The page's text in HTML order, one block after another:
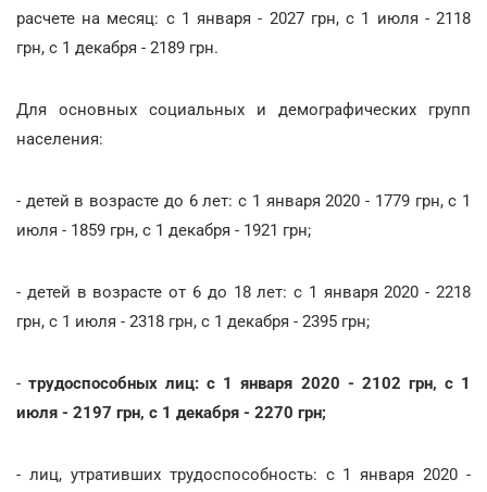
расчете на месяц: с 1 января - 2027 грн, с 1 июля - 2118
грн, с 1 декабря - 2189 грн.
Для основных социальных и демографических групп
населения:
- детей в возрасте до 6 лет: с 1 января 2020 - 1779 грн, с 1
июля - 1859 грн, с 1 декабря - 1921 грн;
- детей в возрасте от 6 до 18 лет: с 1 января 2020 - 2218
грн, с 1 июля - 2318 грн, с 1 декабря - 2395 грн;
-трудоспособных лиц: с 1 января 2020 - 2102 грн, с 1
июля - 2197 грн, с 1 декабря - 2270 грн;
- лиц, утративших трудоспособность: с 1 января 2020 -